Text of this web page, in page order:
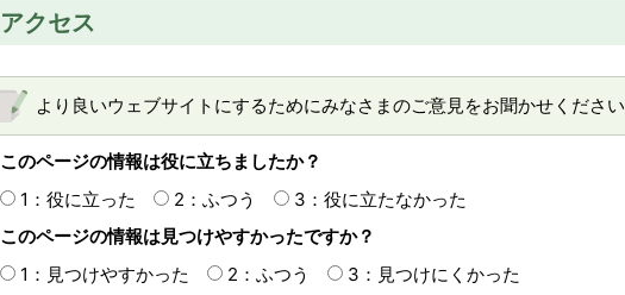
アクセス
より良いウェブサイトにするためにみなさまのご意見をお聞かせください
このページの情報は役に立ちましたか？
1：役に立った
2：ふつう
3：役に立たなかった
このページの情報は見つけやすかったですか？
1：見つけやすかった
2：ふつう 3：見つけにくかった